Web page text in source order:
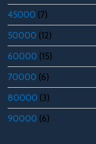
45000 (7)
50000 (12)
60000 (15)
70000 (6)
80000 (3)
90000 (6)